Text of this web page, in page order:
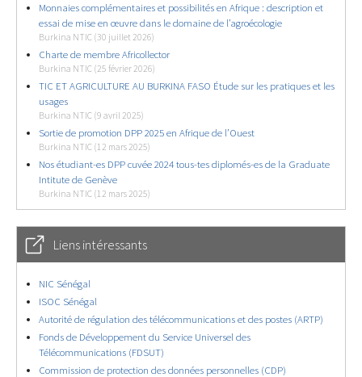
Monnaies complémentaires et possibilités en Afrique : description et
essai de mise en œuvre dans le domaine de l’agroécologie
Burkina NTIC (30 juillet 2026)
Charte de membre Africollector
Burkina NTIC (25 février 2026)
TIC ET AGRICULTURE AU BURKINA FASO Étude sur les pratiques et les
usages
Burkina NTIC (9 avril 2025)
Sortie de promotion DPP 2025 en Afrique de l’Ouest
Burkina NTIC (12 mars 2025)
Nos étudiant-es DPP cuvée 2024 tous-tes diplomés-es de la Graduate
Intitute de Genève
Burkina NTIC (12 mars 2025)
Liens intéressants
NIC Sénégal
ISOC Sénégal
Autorité de régulation des télécommunications et des postes (ARTP)
Fonds de Développement du Service Universel des
Télécommunications (FDSUT)
Commission de protection des données personnelles (CDP)